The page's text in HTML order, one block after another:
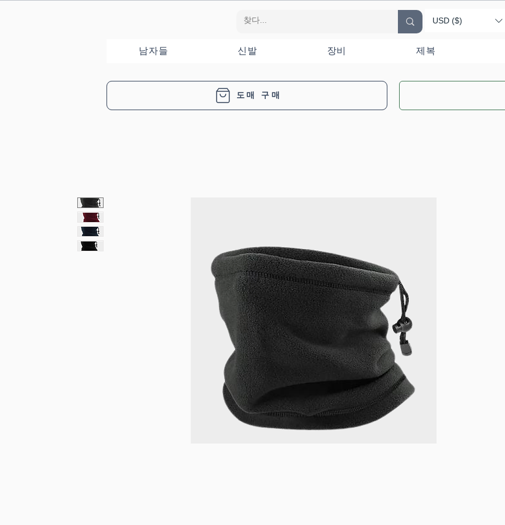
USD ($)
남자들 신발 장비 제복
도매 구매